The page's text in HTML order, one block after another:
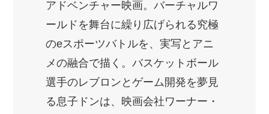
アドベンチャー映画。バーチャルワ
ールドを舞台に繰り広げられる究極
のeスポーツバトルを、実写とアニ
メの融合で描く。バスケットボール
選手のレブロンとゲーム開発を夢見
る息子ドンは、映画会社ワーナー・